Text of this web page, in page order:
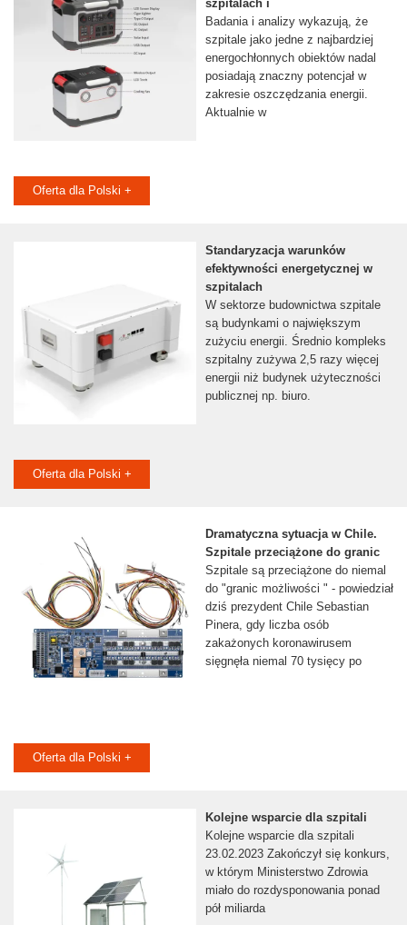
szpitalach i
Badania i analizy wykazują, że
szpitale jako jedne z najbardziej
energochłonnych obiektów nadal
posiadają znaczny potencjał w
zakresie oszczędzania energii.
Aktualnie w
Oferta dla Polski +
Standaryzacja warunków
efektywności energetycznej w
szpitalach
W sektorze budownictwa szpitale
są budynkami o największym
zużyciu energii. Średnio kompleks
szpitalny zużywa 2,5 razy więcej
energii niż budynek użyteczności
publicznej np. biuro.
Oferta dla Polski +
Dramatyczna sytuacja w Chile.
Szpitale przeciążone do granic
Szpitale są przeciążone do niemal
do "granic możliwości " - powiedział
dziś prezydent Chile Sebastian
Pinera, gdy liczba osób
zakażonych koronawirusem
sięgnęła niemal 70 tysięcy po
Oferta dla Polski +
Kolejne wsparcie dla szpitali
Kolejne wsparcie dla szpitali
23.02.2023 Zakończył się konkurs,
w którym Ministerstwo Zdrowia
miało do rozdysponowania ponad
pół miliarda